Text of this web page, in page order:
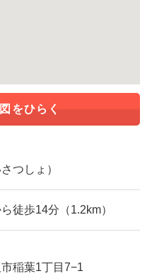
をひらく
つしょ）
徒歩14分（1.2km）
稲葉1丁目7−1